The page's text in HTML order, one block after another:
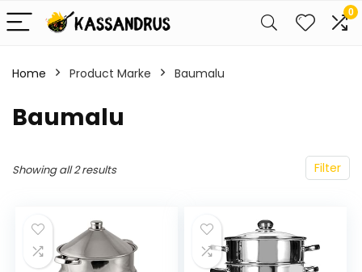
0
Home Product Marke ‎Baumalu
‎Baumalu
Filter
Showing all 2 results